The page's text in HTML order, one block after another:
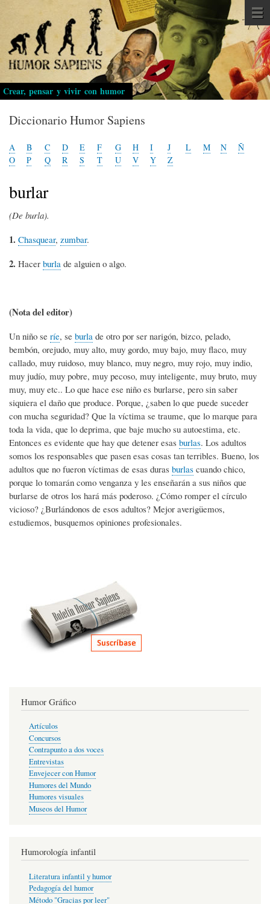
Pasar
al
contenido
principal
Crear, pensar y vivir con humor
Diccionario Humor Sapiens
A B C D E F G H I J L M N
Ñ
O
P Q R S T U V Y Z
burlar
(De burla).
1. Chasquear, zumbar.
2. Hacer burla de alguien o algo.
(Nota del editor)
Un niño se ríe, se burla de otro por ser narigón, bizco, pelado,
bembón, orejudo, muy alto, muy gordo, muy bajo, muy flaco, muy
callado, muy ruidoso, muy blanco, muy negro, muy rojo, muy indio,
muy judío, muy pobre, muy pecoso, muy inteligente, muy bruto, muy
muy, muy etc.. Lo que hace ese niño es burlarse, pero sin saber
siquiera el daño que produce. Porque, ¿saben lo que puede suceder
con mucha seguridad? Que la víctima se traume, que lo marque para
toda la vida, que lo deprima, que baje mucho su autoestima, etc.
Entonces es evidente que hay que detener esas burlas. Los adultos
somos los responsables que pasen esas cosas tan terribles. Bueno, los
adultos que no fueron víctimas de esas duras burlas cuando chico,
porque lo tomarán como venganza y les enseñarán a sus niños que
burlarse de otros los hará más poderoso. ¿Cómo romper el círculo
vicioso? ¿Burlándonos de esos adultos? Mejor averigüemos,
estudiemos, busquemos opiniones profesionales.
Humor Gráfico
Artículos
Concursos
Contrapunto a dos voces
Entrevistas
Envejecer con Humor
Humores del Mundo
Humores visuales
Museos del Humor
Humorología infantil
Literatura infantil y humor
Pedagogía del humor
Método "Gracias por leer"